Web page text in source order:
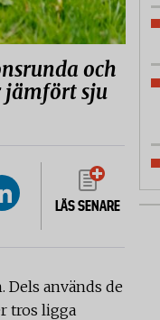
och
jämfört sju
LÄS SENARE
används de
tros ligga